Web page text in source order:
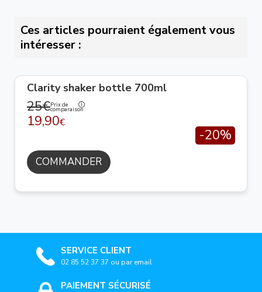
Ces articles pourraient également vous
intéresser :
Clarity shaker bottle 700ml
25€Prix de
comparaison
19,90€
-20%
COMMANDER
SERVICE CLIENT
02 85 52 37 37 ou par email
PAIEMENT SÉCURISÉ